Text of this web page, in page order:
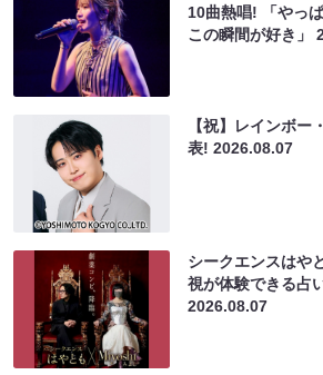
10曲熱唱! 「やっ
この瞬間が好き」
【祝】レインボー
表!2026.08.07
シークエンスはや
視が体験できる占
2026.08.07